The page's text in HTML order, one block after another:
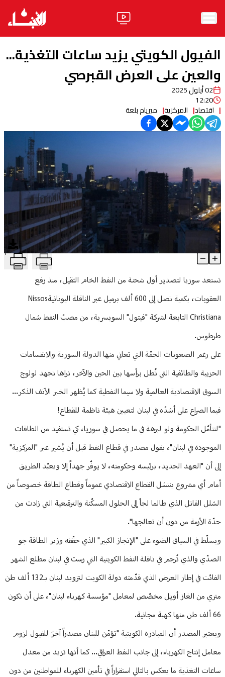
الأخبار
ثقافة ومجتمع
آراء
فيديو
مواقف
ابحث
الفيول الكويتي يزيد ساعات التغذية...
والعين على العرض القبرصي
02 أيلول 2025
12:20
اقتصاد المركزية ميريام بلعة
الفيول الكويتي يزيد ساعات التغذية... والعين على العرض القبرصي T
Article Content
تستعد سوريا لتصدير أول شحنة من النفط الخام الثقيل، منذ رفع
العقوبات، بكمية تصل إلى 600 ألف برميل عبر الناقلة اليونانيةNissos
Christiana التابعة لشركة "فيتول" السويسرية، من مصبّ النفط شمال
طرطوس.
على رغم الصعوبات الجمّة التي تعاني منها الدولة السورية والانقسامات
الحزبية والطائفية التي تُطل برأسها بين الحين والآخر، نراها تجهد لولوج
السوق الاقتصادية العالمية ولا سيما النفطية كما يُظهر الخبر الآنف الذكر...
فيما الصراع على أشدّه في لبنان لتعيين هيئة ناظمة للقطاع!
"لتتأمّل الحكومة ولو لبرهة في ما يحصل في سوريا، كي تستفيد من الطاقات
الموجودة في لبنان"، يقول مصدر في قطاع النفط قبل أن يُشير عبر "المركزية"
إلى أن "العهد الجديد، برئيسه وحكومته، لا يوفّر جهداً إلا ويعبّد الطريق
أمام أي مشروع ينتشل القطاع الاقتصادي عموماً وقطاع الطاقة خصوصاً من
الشلل القاتل الذي طالما لجأ إلى الحلول المسكّنة والترقيعية التي زادت من
حدّة الأزمة من دون أن تعالجها".
ويسلّط في السياق الضوء على "الإنجاز الكبير" الذي حقّقه وزير الطاقة جو
الصدّي والذي تُرجم في ناقلة النفط الكويتية التي رست في لبنان مطلع الشهر
الفائت في إطار العرض الذي قدّمته دولة الكويت لتزويد لبنان بـ132 ألف طن
متري من الغاز أويل مخصّص لمعامل "مؤسسة كهرباء لبنان"، على أن تكون
66 ألف طن منها كهبة مجانية.
ويعتبر المصدر أن المبادرة الكويتية "تؤمّن للبنان مصدراً آخرَ للفيول لزوم
معامل إنتاج الكهرباء، إلى جانب النفط العراقي... كما أنها تزيد من معدل
ساعات التغذية ما يعكس بالتالي استقراراً في تأمين الكهرباء للمواطنين من دون